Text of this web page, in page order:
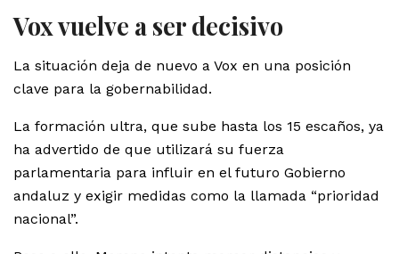
Vox vuelve a ser decisivo
La situación deja de nuevo a Vox en una posición
clave para la gobernabilidad.
La formación ultra, que sube hasta los 15 escaños, ya
ha advertido de que utilizará su fuerza
parlamentaria para influir en el futuro Gobierno
andaluz y exigir medidas como la llamada “prioridad
nacional”.